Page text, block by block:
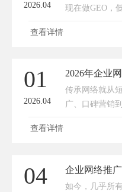
2026.04
现在做GEO，
定客户；再观
查看详情
01
2026.04
传承网络就从
广、口碑营销
2026年企业网
查看详情
04
如今，几乎所